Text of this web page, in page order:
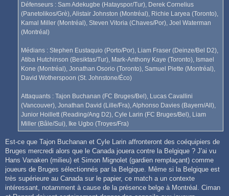
Défenseurs : Sam Adekugbe (Hatayspor/Tur), Derek Cornelius
(Panetolikos/Grè), Alistair Johnston (Montréal), Richie Laryea (Toronto),
Kamal Miller (Montréal), Steven Vitoria (Chaves/Por), Joel Waterman
(Montréal)
Médians : Stephen Eustaquio (Porto/Por), Liam Fraser (Deinze/Bel D2),
Atiba Hutchinson (Besiktas/Tur), Mark-Anthony Kaye (Toronto), Ismael
Kone (Montréal), Jonathan Osorio (Toronto), Samuel Piette (Montréal),
David Wotherspoon (St. Johnstone/Éco)
Attaquants : Tajon Buchanan (FC Bruges/Bel), Lucas Cavallini
(Vancouver), Jonathan David (Lille/Fra), Alphonso Davies (Bayern/All),
Junior Hoillett (Reading/Ang D2), Cyle Larin (FC Bruges/Bel), Liam
Miller (Bâle/Sui), Ike Ugbo (Troyes/Fra)
Est-ce que Tajon Buchanan et Cyle Larin affronteront des coéquipiers de
Bruges mercredi alors que le Canada jouera contre la Belgique ? J'ai vu
Hans Vanaken (milieu) et Simon Mignolet (gardien remplaçant) comme
joueurs de Bruges sélectionnés par la Belgique. Même si la Belgique est
très supérieure au Canada sur le papier, ce match a un contexte
intéressant, notamment à cause de la présence belge à Montréal. Ciman